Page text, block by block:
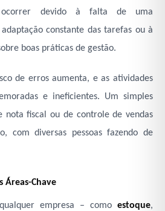
ocorrer devido à falta de uma
constante das tarefas ou à
boas práticas de gestão.
de erros aumenta, e as atividades
e ineficientes. Um simples
nota fiscal ou de controle de vendas
com diversas pessoas fazendo de
Áreas-Chave
empresa – como estoque,